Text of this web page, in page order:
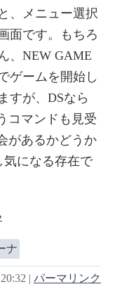
と、メニュー選択
面です。もちろ
、NEW GAME
ゲームを開始し
ますが、DSなら
コマンドも見受
があるかどうか
気になる存在で
ナ
| パーマリンク